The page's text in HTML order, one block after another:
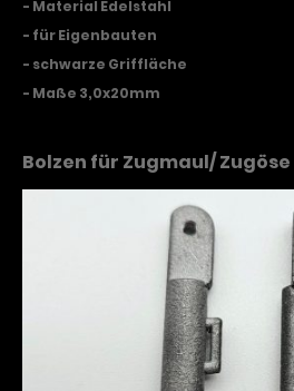
- Material Edelstahl
- für Eigenbauten
- schwarze Griffläche
- Maße 3,0x20mm
Bolzen für Zugmaul/ Zugöse